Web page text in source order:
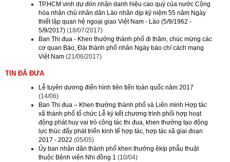
TP.HCM vinh dự đón nhận danh hiệu cao quý của nước Cộng
hòa nhân chủ nhân dân Lào nhân dịp kỷ niệm 55 năm Ngày
thiết lập quan hệ ngoại giao Việt Nam - Lào (5/9/1962 -
5/9/2017) (18/07/2017)
Ban Thi đua - Khen thưởng thành phố đi thăm, chúc mừng các
cơ quan Báo, Đài thành phố nhân Ngày báo chí cách mạng
Việt Nam (21/06/2017)
TIN ĐÃ ĐƯA
Lễ tuyên dương điển hình tiên tiến toàn quốc năm 2017
(14/06)
Ban Thi đua – Khen thưởng thành phố và Liên minh Hợp tác
xã thành phố tổ chức Lễ ký kết chương trình phối hợp hoạt
động phát huy vai trò công tác thi đua, khen thưởng tạo động
lực thúc đẩy phát triển kinh tế hợp tác, hợp tác xã giai đoạn
2017 - 2022 (05/05)
Ủy ban nhân dân thành phố khen thưởng êkíp phẫu thuật
thuộc Bệnh viện Nhi đồng 1 (10/04)